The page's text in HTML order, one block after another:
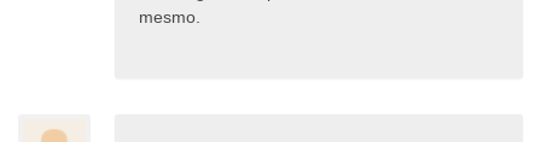
mesmo.